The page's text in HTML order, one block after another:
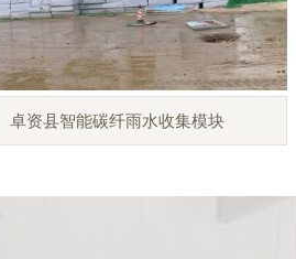
卓资县智能碳纤雨水收集模块